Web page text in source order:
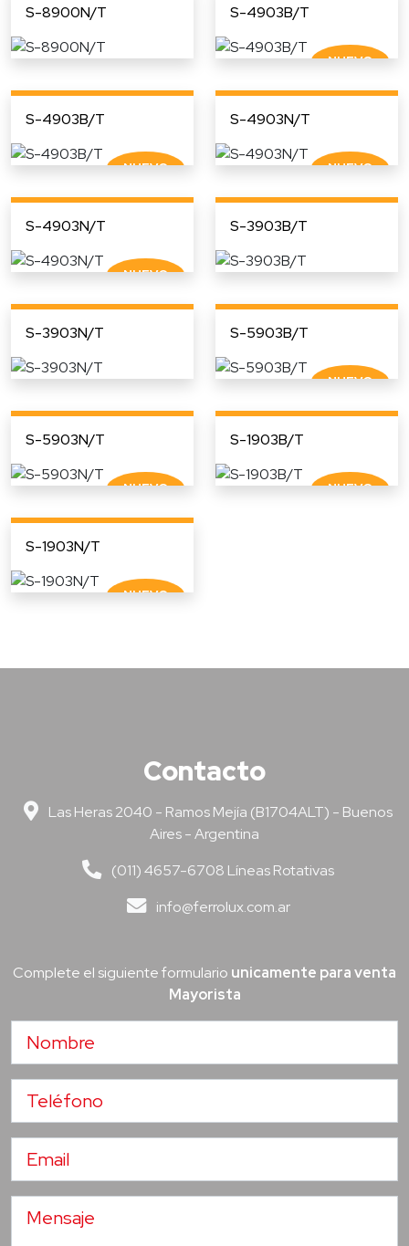
S-8900N/T S-4903B/T
S-4903B/T S-4903N/T
S-4903N/T S-3903B/T
S-3903N/T S-5903B/T
S-5903N/T S-1903B/T
S-1903N/T
Contacto
Las Heras 2040 - Ramos Mejía (B1704ALT) - Buenos
Aires - Argentina
(011) 4657-6708 Líneas Rotativas
info@ferrolux.com.ar
Complete el siguiente formulario unicamente para venta
Mayorista